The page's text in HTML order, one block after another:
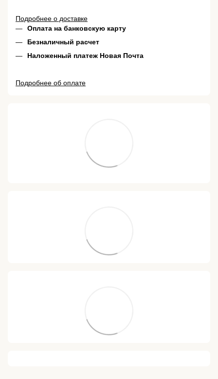
Подробнее о доставке
Оплата на банковскую карту
Безналичный расчет
Наложенный платеж Новая Почта
Подробнее об оплате